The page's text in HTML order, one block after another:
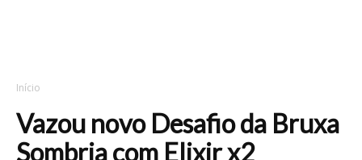
Início
Vazou novo Desafio da Bruxa
Sombria com Elixir x2